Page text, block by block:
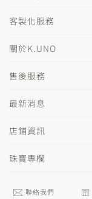
客製化服務
關於K.UNO
售後服務
最新消息
店鋪資訊
珠寶專欄
聯絡我們